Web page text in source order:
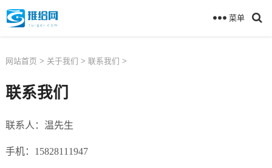
菜单
网站首页 > 关于我们 > 联系我们 >
联系我们
联系人：温先生
手机：15828111947